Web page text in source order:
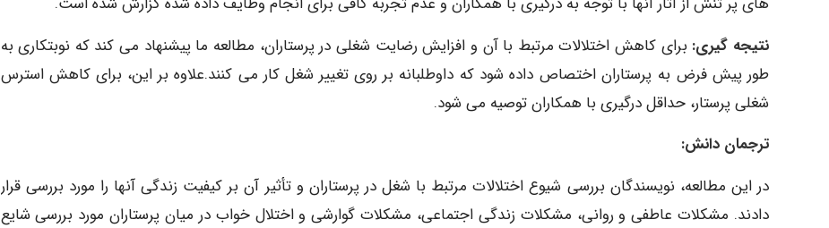
نتیجه گیری: برای کاهش اختلالات مرتبط با آن و افزایش رضایت شغلی در پرستاران، مطالعه ما پیشنهاد می کند که نوبتکاری به
طور پیش فرض به پرستاران اختصاص داده شود که داوطلبانه بر روی تغییر شغل کار می کنند.علاوه بر این، برای کاهش استرس
شغلی پرستار، حداقل درگیری با همکاران توصیه می شود.
ترجمان دانش:
در این مطالعه، نویسندگان بررسی شیوع اختلالات مرتبط با شغل در پرستاران و تأثیر آن بر کیفیت زندگی آنها را مورد بررسی قرار
دادند. مشکلات عاطفی و روانی، مشکلات زندگی اجتماعی، مشکلات گوارشی و اختلال خواب در میان پرستاران مورد بررسی شایع